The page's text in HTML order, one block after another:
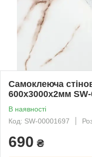
Самоклеюча
600х3000х2мм
В наявності
Код: SW-00001697
690 ₴